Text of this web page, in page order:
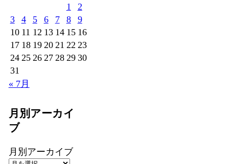
1
2
3
4 5 6 7 8
9
10 11 12 13 14 15 16
17 18 19 20 21 22 23
24 25 26 27 28 29 30
31
« 7月
月別アーカイ
ブ
月別アーカイブ